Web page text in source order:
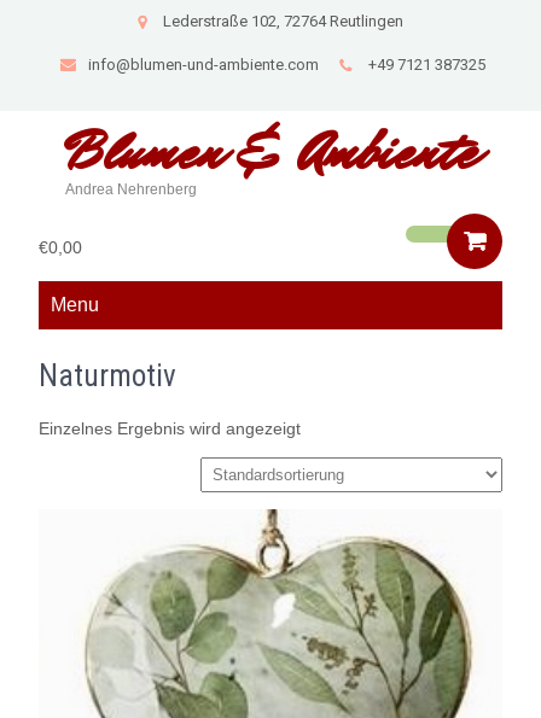
Lederstraße 102, 72764 Reutlingen
info@blumen-und-ambiente.com +49 7121 387325
Blumen &Ambiente
Andrea Nehrenberg
€0,00
Menu
Naturmotiv
Einzelnes Ergebnis wird angezeigt